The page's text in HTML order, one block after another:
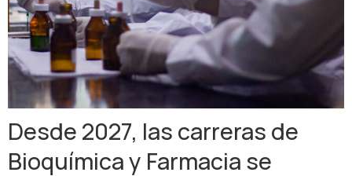
Desde 2027, las carreras de
Bioquímica y Farmacia se